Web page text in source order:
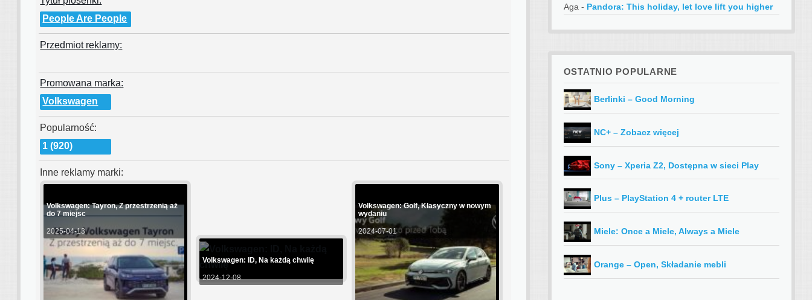
People Are People
Przedmiot reklamy:
Promowana marka:
Volkswagen
Popularność:
1 (920)
Inne reklamy marki:
Volkswagen: Tayron, Z przestrzenią aż
do 7 miejsc
2025-04-13
Volkswagen: ID, Na każdą chwilę
2024-12-08
Volkswagen: Golf, Klasyczny w nowym
wydaniu
2024-07-01
Aga - Pandora: This holiday, let love lift you higher
OSTATNIO POPULARNE
Berlinki – Good Morning
NC+ – Zobacz więcej
Sony – Xperia Z2, Dostępna w sieci Play
Plus – PlayStation 4 + router LTE
Miele: Once a Miele, Always a Miele
Orange – Open, Składanie mebli